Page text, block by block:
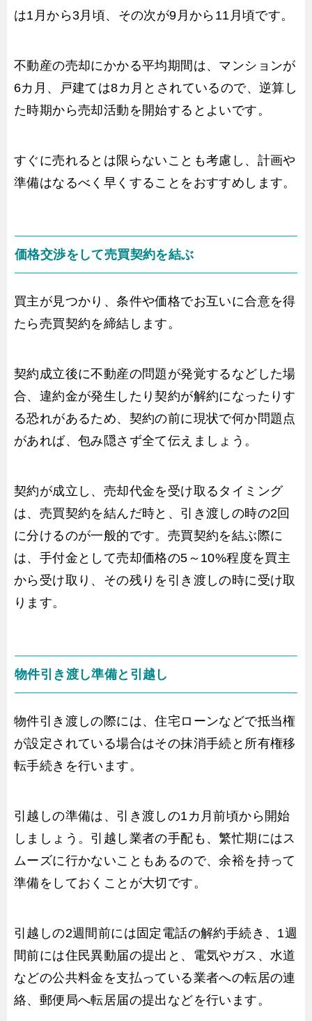
は1月から3月頃、その次が9月から11月頃です。
不動産の売却にかかる平均期間は、マンションが
6カ月、戸建ては8カ月とされているので、逆算し
た時期から売却活動を開始するとよいです。
すぐに売れるとは限らないことも考慮し、計画や
準備はなるべく早くすることをおすすめします。
価格交渉をして売買契約を結ぶ
買主が見つかり、条件や価格でお互いに合意を得
たら売買契約を締結します。
契約成立後に不動産の問題が発覚するなどした場
合、違約金が発生したり契約が解約になったりす
る恐れがあるため、契約の前に現状で何か問題点
があれば、包み隠さず全て伝えましょう。
契約が成立し、売却代金を受け取るタイミング
は、売買契約を結んだ時と、引き渡しの時の2回
に分けるのが一般的です。売買契約を結ぶ際に
は、手付金として売却価格の5～10%程度を買主
から受け取り、その残りを引き渡しの時に受け取
ります。
物件引き渡し準備と引越し
物件引き渡しの際には、住宅ローンなどで抵当権
が設定されている場合はその抹消手続と所有権移
転手続きを行います。
引越しの準備は、引き渡しの1カ月前頃から開始
しましょう。引越し業者の手配も、繁忙期にはス
ムーズに行かないこともあるので、余裕を持って
準備をしておくことが大切です。
引越しの2週間前には固定電話の解約手続き、1週
間前には住民異動届の提出と、電気やガス、水道
などの公共料金を支払っている業者への転居の連
絡、郵便局へ転居届の提出などを行います。